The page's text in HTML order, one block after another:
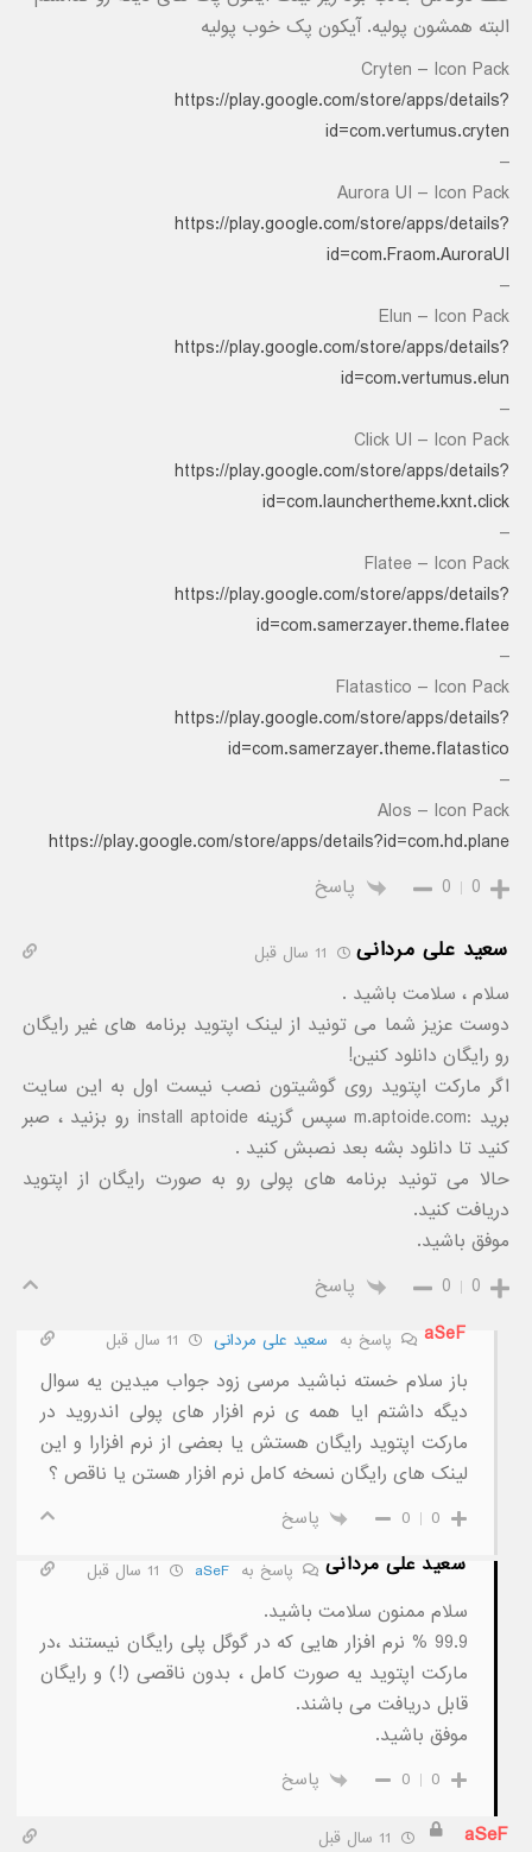
البته همشون پولیه. آیکون پک خوب پولیه
Cryten – Icon Pack
https://play.google.com/store/apps/details?
id=com.vertumus.cryten
–
Aurora UI – Icon Pack
https://play.google.com/store/apps/details?
id=com.Fraom.AuroraUI
–
Elun – Icon Pack
https://play.google.com/store/apps/details?
id=com.vertumus.elun
–
Click UI – Icon Pack
https://play.google.com/store/apps/details?
id=com.launchertheme.kxnt.click
–
Flatee – Icon Pack
https://play.google.com/store/apps/details?
id=com.samerzayer.theme.flatee
–
Flatastico – Icon Pack
https://play.google.com/store/apps/details?
id=com.samerzayer.theme.flatastico
–
Alos – Icon Pack
https://play.google.com/store/apps/details?id=com.hd.plane
0
0 پاسخ
سعید علی مردانی
سلام ، سلامت باشید .
دوست عزیز شما می تونید از لینک اپتوید برنامه های غیر رایگان
رو رایگان دانلود کنین!
اگر مارکت اپتوید روی گوشیتون نصب نیست اول به این سایت
برید :m.aptoide.com سپس گزینه install aptoide رو بزنید ، صبر
کنید تا دانلود بشه بعد نصبش کنید .
حالا می تونید برنامه های پولی رو به صورت رایگان از اپتوید
دریافت کنید.
موفق باشید.
0
0
پاسخ
aSeF
پاسخ به سعید علی مردانی
باز سلام خسته نباشید مرسی زود جواب میدین یه سوال
دیگه داشتم ایا همه ی نرم افزار های پولی اندروید در
مارکت اپتوید رایگان هستش یا بعضی از نرم افزارا و این
لینک های رایگان نسخه کامل نرم افزار هستن یا ناقص ؟
0
0 پاسخ
سعید علی مردانی پاسخ به aSeF
سلام ممنون سلامت باشید.
99.9 % نرم افزار هایی که در گوگل پلی رایگان نیستند ،در
مارکت اپتوید یه صورت کامل ، بدون ناقصی (!) و رایگان
قابل دریافت می باشند.
موفق باشید.
0
0 پاسخ
aSeF